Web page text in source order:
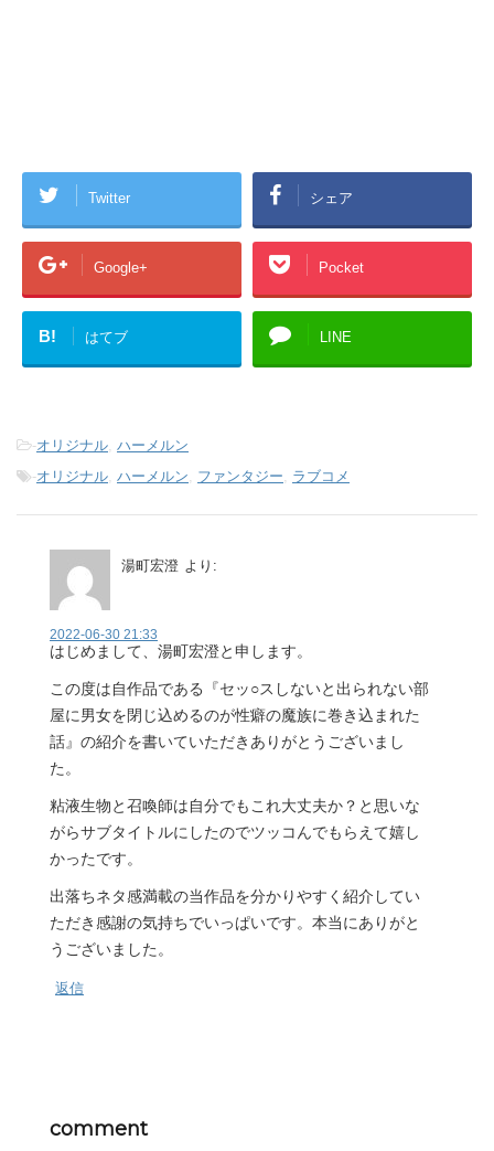
Twitter シェア
Google+ Pocket
B! はてブ LINE
-オリジナル ハーメルン
-オリジナル ハーメルン ファンタジー ラブコメ
湯町宏澄 より:
2022-06-30 21:33
はじめまして、湯町宏澄と申します。
この度は自作品である『セッ○スしないと出られない部
屋に男女を閉じ込めるのが性癖の魔族に巻き込まれた
話』の紹介を書いていただきありがとうございまし
た。
粘液生物と召喚師は自分でもこれ大丈夫か？と思いな
がらサブタイトルにしたのでツッコんでもらえて嬉し
かったです。
出落ちネタ感満載の当作品を分かりやすく紹介してい
ただき感謝の気持ちでいっぱいです。本当にありがと
うございました。
返信
comment